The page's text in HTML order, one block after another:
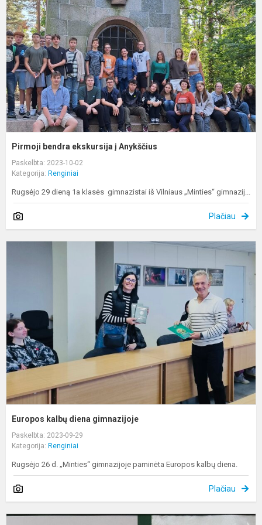
Pirmoji bendra ekskursija į Anykščius
Paskelbta: 2023-10-02
Kategorija: Renginiai
Rugsėjo 29 dieną 1a klasės gimnazistai iš Vilniaus „Minties“ gimnazij...
Plačiau
Europos kalbų diena gimnazijoje
Paskelbta: 2023-09-29
Kategorija: Renginiai
Rugsėjo 26 d. „Minties“ gimnazijoje paminėta Europos kalbų diena.
Plačiau